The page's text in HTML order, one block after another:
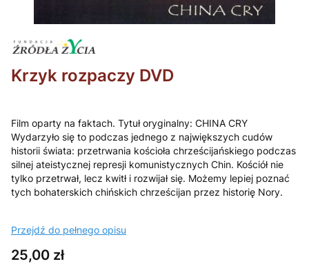
Krzyk rozpaczy DVD
Film oparty na faktach. Tytuł oryginalny: CHINA CRY
Wydarzyło się to podczas jednego z największych cudów
historii świata: przetrwania kościoła chrześcijańskiego podczas
silnej ateistycznej represji komunistycznych Chin. Kościół nie
tylko przetrwał, lecz kwitł i rozwijał się. Możemy lepiej poznać
tych bohaterskich chińskich chrześcijan przez historię Nory.
Przejdź do pełnego opisu
Cena
25,00 zł